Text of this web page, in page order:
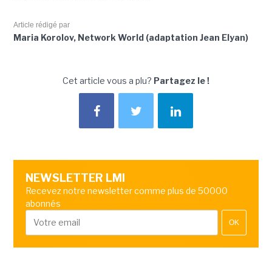
Article rédigé par
Maria Korolov, Network World (adaptation Jean Elyan)
Cet article vous a plu? Partagez le !
NEWSLETTER LMI
Recevez notre newsletter comme plus de 50000
abonnés
OK